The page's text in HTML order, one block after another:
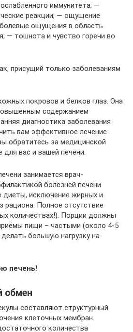
иммунитета; —
реакции; — ощущение
ощущения в область
— тошнота и чувство горечи во
присущий только заболеваниям
покровов и белков глаз. Она
содержанием
диагностика заболевания
вам эффективное лечение
обратитесь за медицинской
вас и вашей печени.
занимается врач-
болезней печени
диеты, исключение жирных и
рациона. Полное отсутствие
количествах!). Порции должны
пищи – частыми (около 4-5
большую нагрузку на
печень!
обмен
составляют структурный
клеточных мембран.
количества